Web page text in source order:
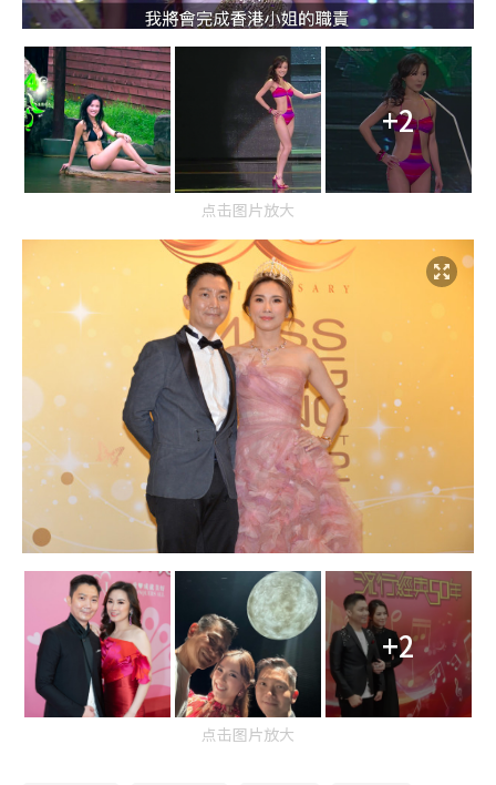
+2
点击图片放大
+2
点击图片放大